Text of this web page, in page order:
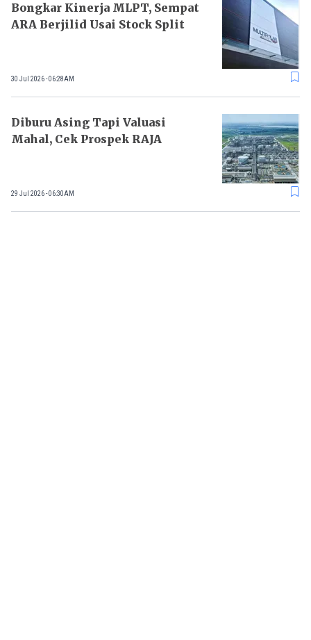
Bongkar Kinerja MLPT, Sempat
ARA Berjilid Usai Stock Split
30 Jul 2026 - 06:28AM
Diburu Asing Tapi Valuasi
Mahal, Cek Prospek RAJA
29 Jul 2026 - 06:30AM